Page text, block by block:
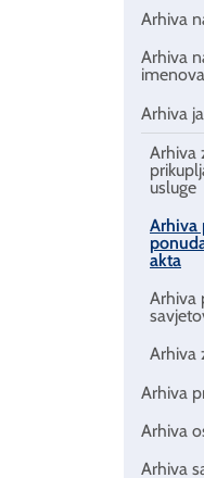
Arhiva
Arhiva
Arhiva
Arhiva
usluge
Arhiva
akta
Arhiva
Arhiva
Arhiva
Arhiva
Arhiva